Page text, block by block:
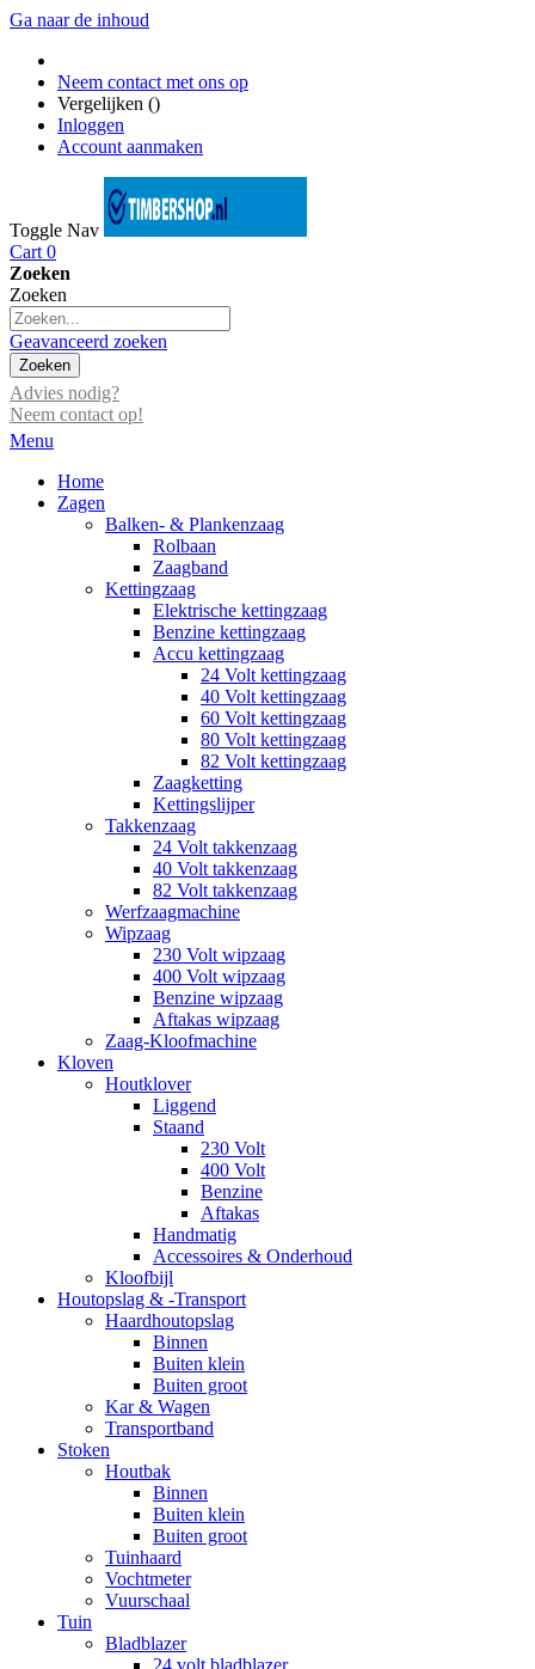
Ga naar de inhoud
Neem contact met ons op
Vergelijken ()
Inloggen
Account aanmaken
Toggle Nav
Cart 0
Zoeken
Zoeken
Geavanceerd zoeken
Zoeken
Advies nodig?
Neem contact op!
Menu
Home
Zagen
Balken- & Plankenzaag
Rolbaan
Zaagband
Kettingzaag
Elektrische kettingzaag
Benzine kettingzaag
Accu kettingzaag
24 Volt kettingzaag
40 Volt kettingzaag
60 Volt kettingzaag
80 Volt kettingzaag
82 Volt kettingzaag
Zaagketting
Kettingslijper
Takkenzaag
24 Volt takkenzaag
40 Volt takkenzaag
82 Volt takkenzaag
Werfzaagmachine
Wipzaag
230 Volt wipzaag
400 Volt wipzaag
Benzine wipzaag
Aftakas wipzaag
Zaag-Kloofmachine
Kloven
Houtklover
Liggend
Staand
230 Volt
400 Volt
Benzine
Aftakas
Handmatig
Accessoires & Onderhoud
Kloofbijl
Houtopslag & -Transport
Haardhoutopslag
Binnen
Buiten klein
Buiten groot
Kar & Wagen
Transportband
Stoken
Houtbak
Binnen
Buiten klein
Buiten groot
Tuinhaard
Vochtmeter
Vuurschaal
Tuin
Bladblazer
24 volt bladblazer